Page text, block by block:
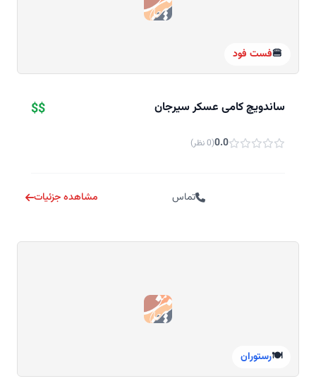
🍔فست فود
ساندویچ کامی عسکر سیرجان $$
0.0(0 نظر)
تماس مشاهده جزئیات
🍽️رستوران